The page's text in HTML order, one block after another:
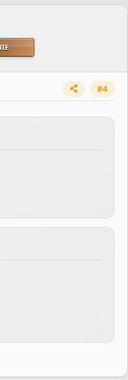
#4